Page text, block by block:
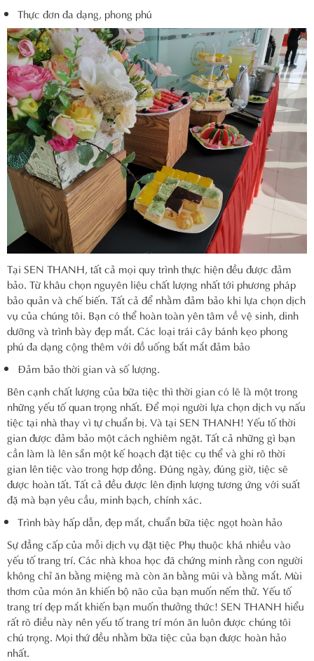
Thực đơn đa dạng, phong phú
Tại SEN THANH, tất cả mọi quy trình thực hiện đều được đảm
bảo. Từ khâu chọn nguyên liệu chất lượng nhất tới phương pháp
bảo quản và chế biến. Tất cả để nhằm đảm bảo khi lựa chọn dịch
vụ của chúng tôi. Bạn có thể hoàn toàn yên tâm về vệ sinh, dinh
dưỡng và trình bày đẹp mắt. Các loại trái cây bánh kẹo phong
phú đa dạng cộng thêm với đồ uống bắt mắt đảm bảo
Đảm bảo thời gian và số lượng.
Bên cạnh chất lượng của bữa tiệc thì thời gian có lẽ là một trong
những yếu tố quan trọng nhất. Để mọi người lựa chọn dịch vụ nấu
tiệc tại nhà thay vì tự chuẩn bị. Và tại SEN THANH! Yếu tố thời
gian được đảm bảo một cách nghiêm ngặt. Tất cả những gì bạn
cần làm là lên sẵn một kế hoạch đặt tiệc cụ thể và ghi rõ thời
gian lên tiệc vào trong hợp đồng. Đúng ngày, đúng giờ, tiệc sẽ
được hoàn tất. Tất cả đều được lên định lượng tương ứng với suất
đặ mà bạn yêu cầu, minh bạch, chính xác.
Trình bày hấp dẫn, đẹp mắt, chuẩn bữa tiệc ngọt hoàn hảo
Sự đẳng cấp của mỗi dịch vụ đặt tiệc Phụ thuộc khá nhiều vào
yếu tố trang trí. Các nhà khoa học đã chứng minh rằng con người
không chỉ ăn bằng miệng mà còn ăn bằng mũi và bằng mắt. Mùi
thơm của món ăn khiến bộ não của bạn muốn nếm thử. Yếu tố
trang trí đẹp mắt khiến bạn muốn thưởng thức! SEN THANH hiểu
rất rõ điều này nên yếu tố trang trí món ăn luôn được chúng tôi
chú trọng. Mọi thứ đều nhằm bữa tiệc của bạn được hoàn hảo
nhất.